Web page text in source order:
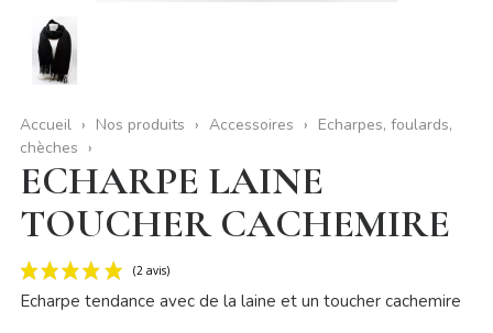
Accueil Nos produits Accessoires
Echarpes, foulards,
chèches
ECHARPE LAINE
TOUCHER CACHEMIRE
Echarpe tendance avec de la laine et un toucher cachemire